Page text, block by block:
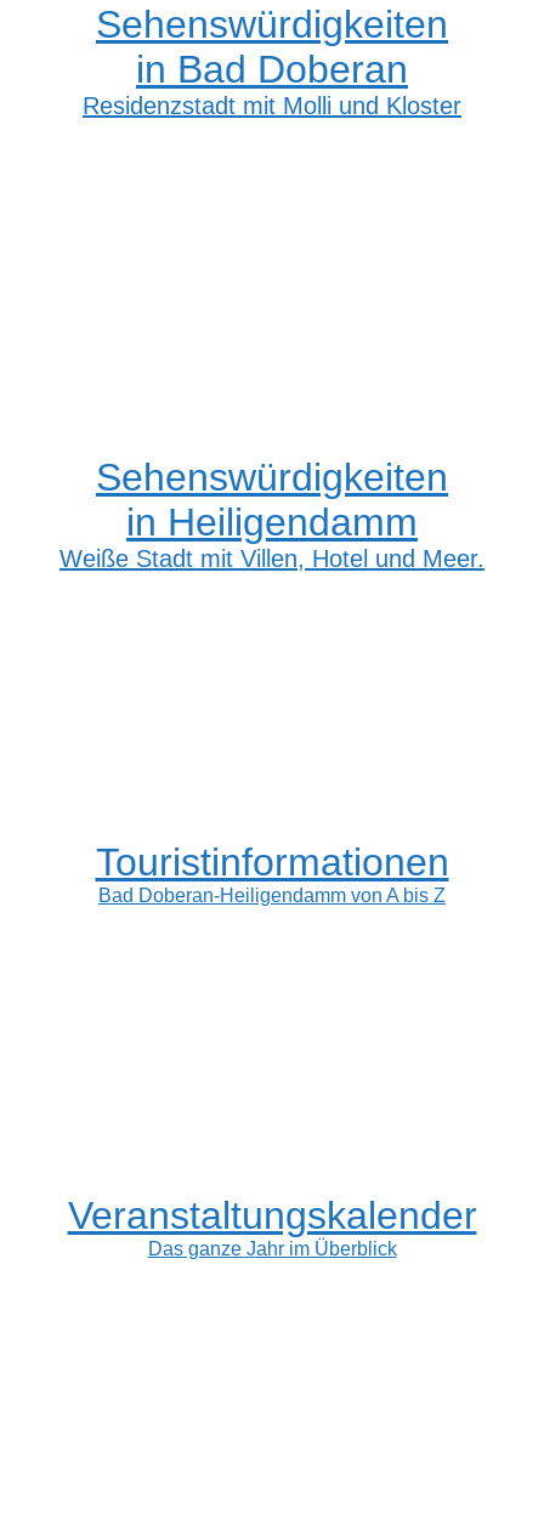
Sehenswürdigkeiten
in Bad Doberan
Residenzstadt mit Molli und Kloster
Sehenswürdigkeiten
in Heiligendamm
Weiße Stadt mit Villen, Hotel und Meer.
Touristinformationen
Bad Doberan-Heiligendamm von A bis Z
Veranstaltungskalender
Das ganze Jahr im Überblick